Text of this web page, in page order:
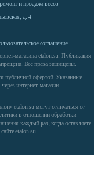
и продажа весов
д. 4
соглашение
магазина etalon.su. Публикация
Все права защищены.
публичной офертой. Указанные
интернет-магазин
etalon.su могут отличаться от
в отношении обработки
каждый раз, когда оставляете
etalon.su.